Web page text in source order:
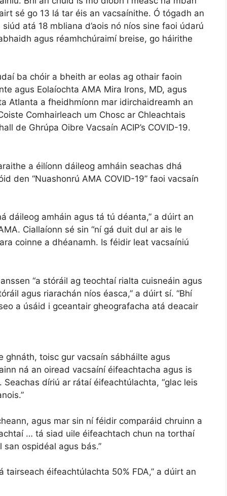
sé go 13 lá tar éis an vacsaínithe. Ó tógadh an
atá 18 mbliana d’aois nó níos sine faoi údarú
agus réamhchúraimí breise, go háirithe
ba chóir a bheith ar eolas ag othair faoin
agus Eolaíochta AMA Mira Irons, MD, agus
Atlanta a fheidhmíonn mar idirchaidreamh an
Comhairleach um Chosc ar Chleachtais
de Ghrúpa Oibre Vacsaín ACIP’s COVID-19.
a éilíonn dáileog amháin seachas dhá
den “Nuashonrú AMA COVID-19” faoi vacsaín
dáileog amháin agus tá tú déanta,” a dúirt an
Ciallaíonn sé sin “ní gá duit dul ar ais le
coinne a dhéanamh. Is féidir leat vacsaíniú
“a stóráil ag teochtaí rialta cuisneáin agus
agus riarachán níos éasca,” a dúirt sí. “Bhí
a úsáid i gceantair gheografacha atá deacair
ghnáth, toisc gur vacsaín sábháilte agus
ná an oiread vacsaíní éifeachtacha agus is
díriú ar rátaí éifeachtúlachta, “glac leis
agus mar sin ní féidir comparáid chruinn a
… tá siad uile éifeachtach chun na torthaí
ospidéal agus bás.”
tairseach éifeachtúlachta 50% FDA,” a dúirt an